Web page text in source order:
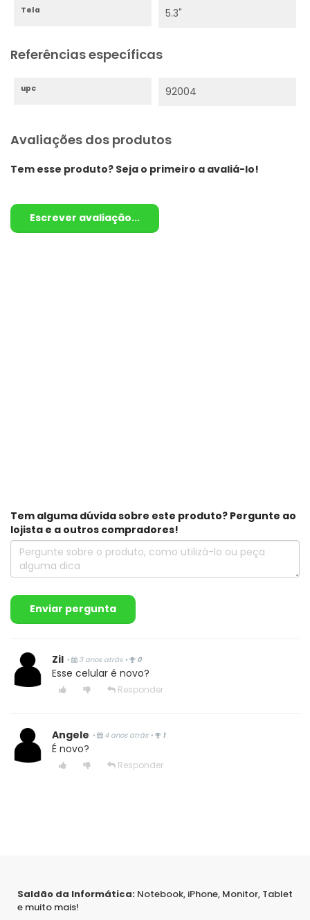
Tela 5.3"
Referências específicas
upc 92004
Avaliações dos produtos
Tem esse produto? Seja o primeiro a avaliá-lo!
Escrever avaliação...
Tem alguma dúvida sobre este produto? Pergunte ao
lojista e a outros compradores!
Enviar pergunta
Zil • 3 anos atrás • 0
Esse celular é novo?
Responder
Angele • 4 anos atrás • 1
É novo?
Responder
Saldão da Informática: Notebook, iPhone, Monitor, Tablet
e muito mais!